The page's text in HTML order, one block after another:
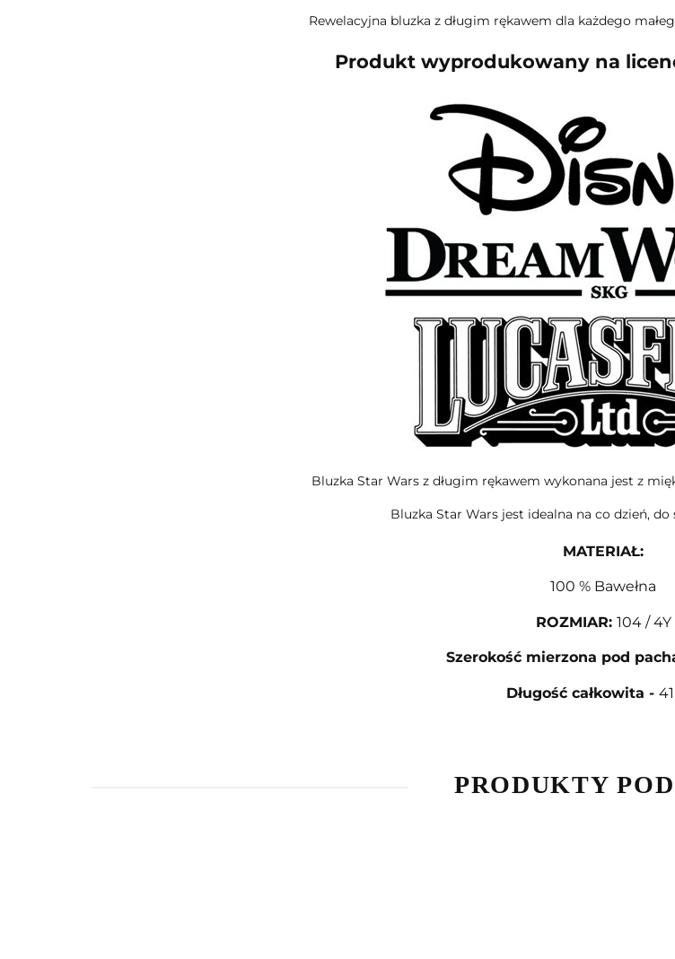
Rewelacyjna bluzka z długim rękawem dla każdego
Produkt wyprodukowany na
Bluzka Star Wars z długim rękawem wykonana jest z
Bluzka Star Wars jest idealna na co dzień, do
MATERIAŁ:
100 % Bawełna
ROZMIAR: 104 / 4Y
Szerokość mierzona pod
Długość całkowita -
PRODUKTY